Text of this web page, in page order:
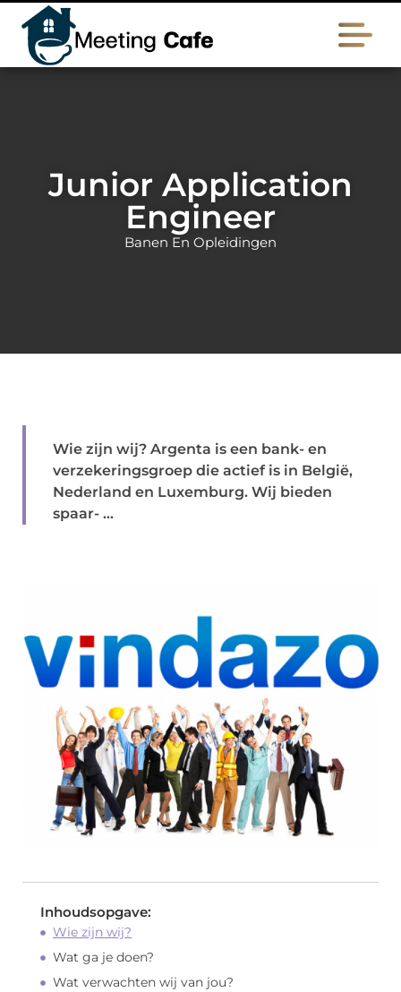
Junior Application
Engineer
Banen En Opleidingen
Wie zijn wij? Argenta is een bank- en
verzekeringsgroep die actief is in België,
Nederland en Luxemburg. Wij bieden
spaar- ...
Inhoudsopgave:
Wie zijn wij?
Wat ga je doen?
Wat verwachten wij van jou?